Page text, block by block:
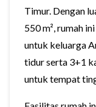
Timur. Dengan
550 m², rumah
untuk keluarga
tidur serta 3+1
untuk tempat